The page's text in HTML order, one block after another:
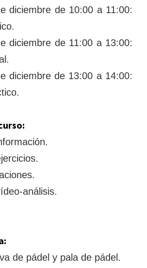
diciembre de 10:00 a 11:00:
diciembre de 11:00 a 13:00:
diciembre de 13:00 a 14:00:
análisis.
de pádel y pala de pádel.